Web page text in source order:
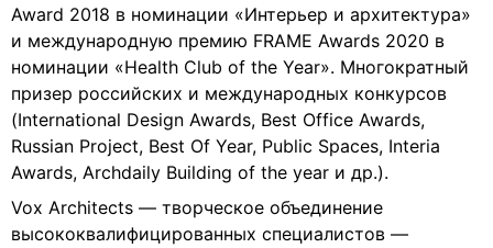
Award 2018 в номинации «Интерьер и архитектура»
и международную премию FRAME Awards 2020 в
номинации «Health Club of the Year». Многократный
призер российских и международных конкурсов
(International Design Awards, Best Office Awards,
Russian Project, Best Of Year, Public Spaces, Interia
Awards, Archdaily Building of the year и др.).
Vox Architects — творческое объединение
высококвалифицированных специалистов —